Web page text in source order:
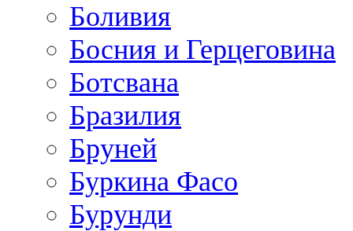
Боливия
Босния и Герцеговина
Ботсвана
Бразилия
Бруней
Буркина Фасо
Бурунди